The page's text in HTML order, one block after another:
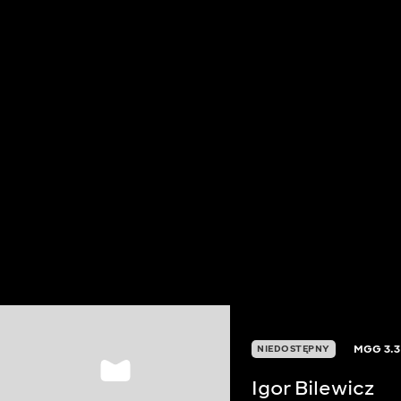
NIEDOSTĘPNY MGG3.3
Igor Bilewicz